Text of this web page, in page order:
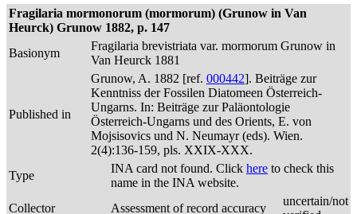
Fragilaria mormonorum (mormorum) (Grunow in Van
Heurck) Grunow 1882, p. 147
Basionym
Fragilaria brevistriata var. mormorum Grunow in
Van Heurck 1881
Published in
Grunow, A. 1882 [ref. 000442]. Beiträge zur
Kenntniss der Fossilen Diatomeen Österreich-
Ungarns. In: Beiträge zur Paläontologie
Österreich-Ungarns und des Orients, E. von
Mojsisovics und N. Neumayr (eds). Wien.
2(4):136-159, pls. XXIX-XXX.
Type
INA card not found. Click here to check this
name in the INA website.
Collector
Assessment of record accuracy
uncertain/not